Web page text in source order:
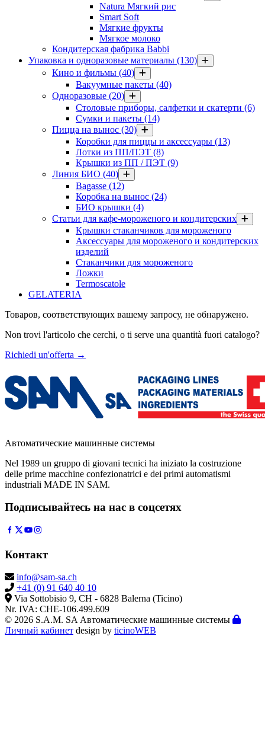
Natura Мягкий рис
Smart Soft
Мягкие фрукты
Мягкое молоко
Кондитерская фабрика Babbi
Упаковка и одноразовые материалы (130)
Кино и фильмы (40)
Вакуумные пакеты (40)
Одноразовые (20)
Столовые приборы, салфетки и скатерти (6)
Сумки и пакеты (14)
Пицца на вынос (30)
Коробки для пиццы и аксессуары (13)
Лотки из ПП/ПЭТ (8)
Крышки из ПП / ПЭТ (9)
Линия БИО (40)
Bagasse (12)
Коробка на вынос (24)
БИО крышки (4)
Статьи для кафе-мороженого и кондитерских
Крышки стаканчиков для мороженого
Аксессуары для мороженого и кондитерских
изделий
Стаканчики для мороженого
Ложки
Termoscatole
GELATERIA
Товаров, соответствующих вашему запросу, не обнаружено.
Non trovi l'articolo che cerchi, o ti serve una quantità fuori catalogo?
Richiedi un'offerta →
Автоматические машинные системы
Nel 1989 un gruppo di giovani tecnici ha iniziato la costruzione
delle prime macchine confezionatrici e dei primi automatismi
industriali MADE IN SAM.
Подписывайтесь на нас в соцсетях
Контакт
info@sam-sa.ch
+41 (0) 91 640 40 10
Via Sottobisio 9, CH - 6828 Balerna (Ticino)
Nr. IVA: CHE-106.499.609
© 2026 S.A.M. SA Автоматические машинные системы
Личный кабинет design by ticinoWEB